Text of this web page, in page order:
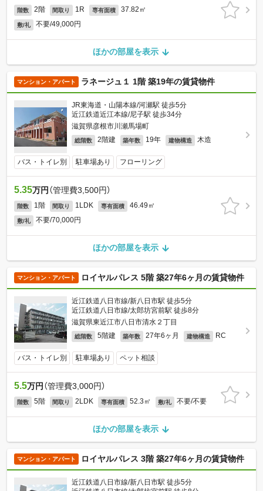
階数 2階 間取り 1R 専有面積 37.82㎡
敷/礼 不要/49,000円
ほかの部屋を表示
マンション・アパート ラネージュ１ 1階 築19年の賃貸物件
JR東海道・山陽本線/河瀬駅 徒歩5分
近江鉄道近江本線/尼子駅 徒歩34分
滋賀県彦根市川瀬馬場町
総階数 2階建 築年数 19年 建物構造 木造
バス・トイレ別 駐車場あり フローリング
5.35万円 （管理費3,500円）
階数 1階 間取り 1LDK 専有面積 46.49㎡
敷/礼 不要/70,000円
ほかの部屋を表示
マンション・アパート ロイヤルパレス 5階 築27年6ヶ月の賃貸物件
近江鉄道八日市線/新八日市駅 徒歩5分
近江鉄道八日市線/太郎坊宮前駅 徒歩8分
滋賀県東近江市八日市清水２丁目
総階数 5階建 築年数 27年6ヶ月 建物構造 RC
バス・トイレ別 駐車場あり ペット相談
5.5万円 （管理費3,000円）
階数 5階 間取り 2LDK 専有面積 52.3㎡ 敷/礼 不要/不要
ほかの部屋を表示
マンション・アパート ロイヤルパレス 3階 築27年6ヶ月の賃貸物件
近江鉄道八日市線/新八日市駅 徒歩5分